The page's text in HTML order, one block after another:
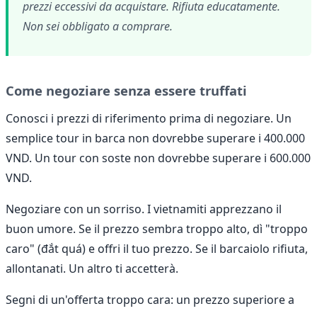
prezzi eccessivi da acquistare. Rifiuta educatamente.
Non sei obbligato a comprare.
Come negoziare senza essere truffati
Conosci i prezzi di riferimento prima di negoziare. Un
semplice tour in barca non dovrebbe superare i 400.000
VND. Un tour con soste non dovrebbe superare i 600.000
VND.
Negoziare con un sorriso. I vietnamiti apprezzano il
buon umore. Se il prezzo sembra troppo alto, dì "troppo
caro" (đắt quá) e offri il tuo prezzo. Se il barcaiolo rifiuta,
allontanati. Un altro ti accetterà.
Segni di un'offerta troppo cara: un prezzo superiore a